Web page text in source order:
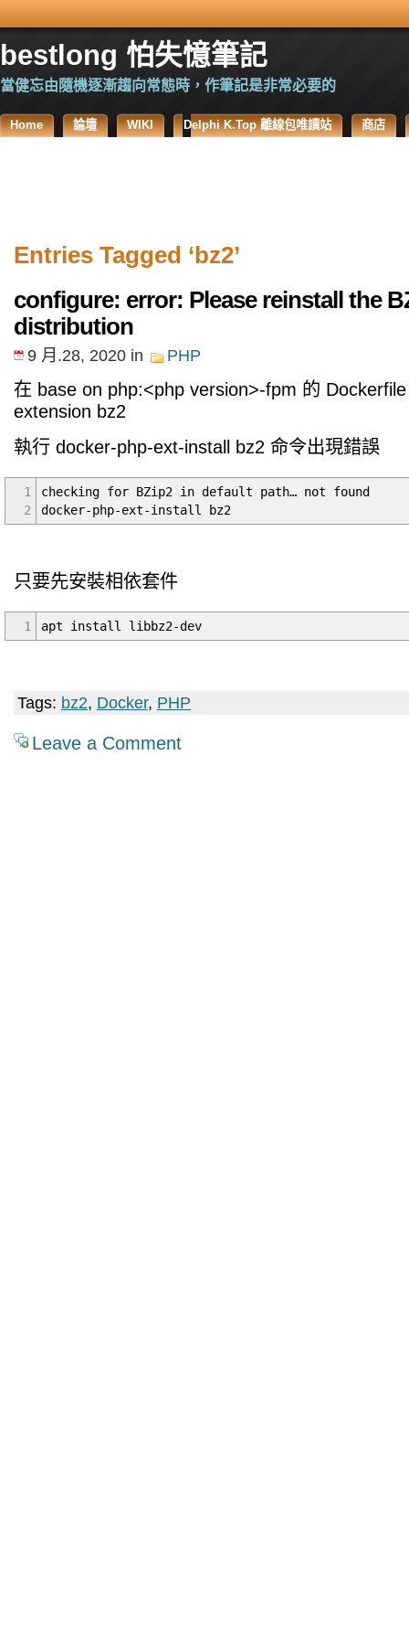
bestlong 怕失憶筆記
當健忘由隨機逐漸趨向常態時，作筆記是非常必要的
Home 論壇 WIKI Delphi K.Top 離線包唯讀站 商店
Entries Tagged ‘bz2’
configure: error: Please reinstall the
distribution
9 月.28, 2020 in PHP
在 base on php:<php version>-fpm 的
extension bz2
執行 docker-php-ext-install bz2 命令出現錯誤
1
2
checking for BZip2 in default path… not found
docker-php-ext-install bz2
只要先安裝相依套件
1 apt install libbz2-dev
Tags: bz2, Docker, PHP
Leave a Comment